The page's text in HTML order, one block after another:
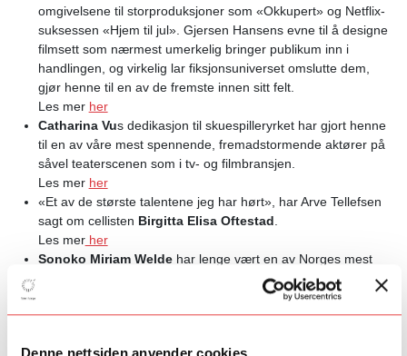
omgivelsene til storproduksjoner som «Okkupert» og Netflix-
suksessen «Hjem til jul». Gjersen Hansens evne til å designe
filmsett som nærmest umerkelig bringer publikum inn i
handlingen, og virkelig lar fiksjonsuniverset omslutte dem,
gjør henne til en av de fremste innen sitt felt.
Les mer her
Catharina Vusdedikasjon til skuespilleryrket har gjort henne
til en av våre mest spennende, fremadstormende aktører på
såvel teaterscenen som i tv- og filmbransjen.
Les mer her
«Et av de største talentene jeg har hørt», har Arve Tellefsen
sagt om cellisten Birgitta Elisa Oftestad
Les merher
Sonoko Miriam Weldehar lenge vært en av Norges mest
spennende, fremadstormende musikere. En fiolinist med «en
sterk personlig stemme» som «både fascinerer og berører»,
formulerte juryleder Leiv Ove Andsnes formulerte det da han